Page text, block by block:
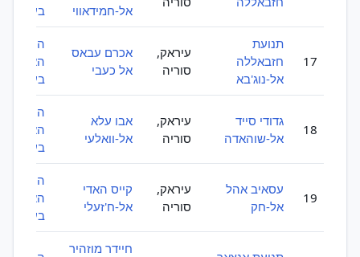
אל-חמידאווי
בעיראק
17
תנועת
חזבאללה
אל-נוג'בא
עיראק,
סוריה
אכרם עבאס
אל כעבי
בעיראק
18
גדודי סייד
אל-שוהאדה
עיראק,
סוריה
אבו עלא
אל-וואלעי
בעיראק
19
עסאיב אהל
אל-חק
עיראק,
סוריה
קייס האדי
אל-ח'זעלי
בעיראק
חיידר מוזהיר